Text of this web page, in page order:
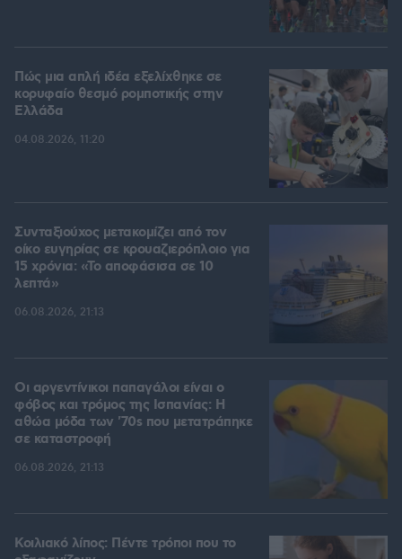
Πώς μια απλή ιδέα εξελίχθηκε σε
κορυφαίο θεσμό ρομποτικής στην
Ελλάδα
04.08.2026, 11:20
Συνταξιούχος μετακομίζει από τον
οίκο ευγηρίας σε κρουαζιερόπλοιο για
15 χρόνια: «Το αποφάσισα σε 10
λεπτά»
06.08.2026, 21:13
Οι αργεντίνικοι παπαγάλοι είναι ο
φόβος και τρόμος της Ισπανίας: Η
αθώα μόδα των '70s που μετατράπηκε
σε καταστροφή
06.08.2026, 21:13
Κοιλιακό λίπος: Πέντε τρόποι που το